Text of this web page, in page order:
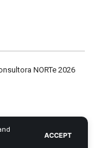
ACCEPT
NORTe 2026
NORTE Web